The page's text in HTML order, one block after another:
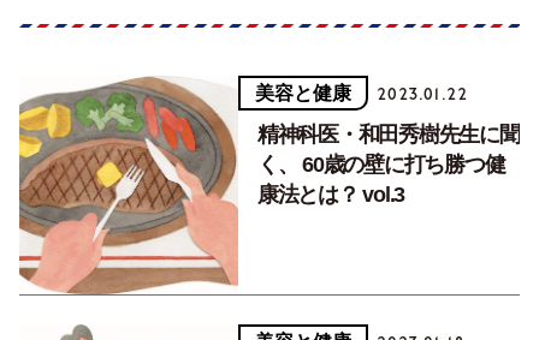
美容と健康 2023.01.22
精神科医・和田秀樹先生に聞
く、 60歳の壁に打ち勝つ健
康法とは？ vol.3